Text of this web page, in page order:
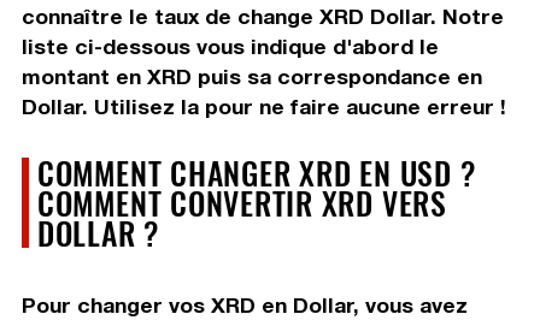
connaître le taux de change XRD Dollar. Notre
liste ci-dessous vous indique d'abord le
montant en XRD puis sa correspondance en
Dollar. Utilisez la pour ne faire aucune erreur !
COMMENT CHANGER XRD EN USD ?
COMMENT CONVERTIR XRD VERS
DOLLAR ?
Pour changer vos XRD en Dollar, vous avez